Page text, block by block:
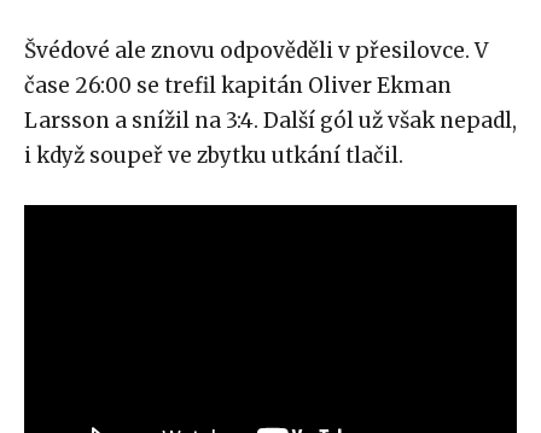
Švédové ale znovu odpověděli v přesilovce. V
čase 26:00 se trefil kapitán Oliver Ekman
Larsson a snížil na 3:4. Další gól už však nepadl,
i když soupeř ve zbytku utkání tlačil.